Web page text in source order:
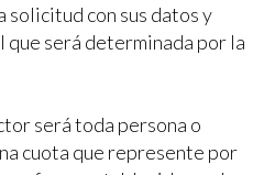
con sus datos y
que será determinada por la
será toda persona o
cuota que represente por